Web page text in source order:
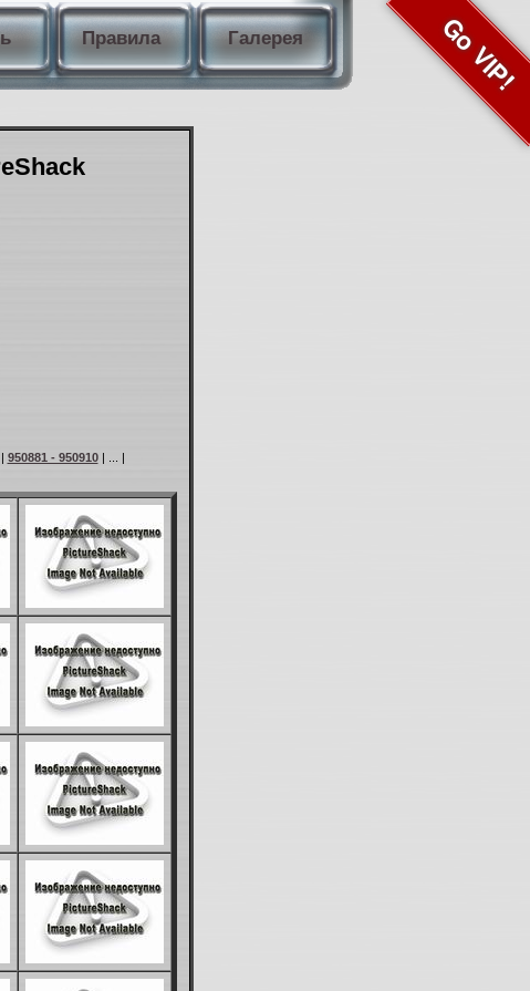
Правила Галерея Go VIP!
950881 - 950910| ... |